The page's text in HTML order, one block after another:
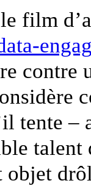
film
tente –